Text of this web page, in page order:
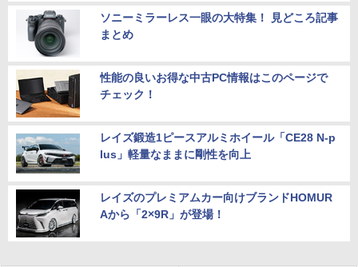
ソニーミラーレス一眼の大特集！ 見どころ記事
まとめ
性能の良いお得な中古PC情報はこのページで
チェック！
レイズ鍛造1ピースアルミホイール「CE28 N-p
lus」軽量なままに剛性を向上
レイズのプレミアムカー向けブランドHOMUR
Aから「2×9R」が登場！